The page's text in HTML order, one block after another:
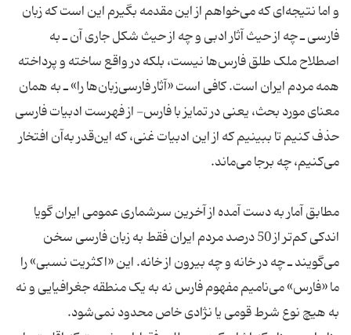
و اما نتیجه‌ای که می‌خواهم از این مقدمه بگیرم این است که زبان
فارسی ـ چه از حیث آثار ادبی و چه از حیث شکل جاری آن ـ به
اصطلاح ملک طلق فارس‌ها نیست، بلکه در واقع ساخته و پرداخته
همه مردم ایران است. کافی است «آثار فارسی‌زبان‌ها را» ـ به همان
معنای مورد بحث، یعنی در تمایز با فارس- از فهرست ادبیات فارسی
حذف کنیم تا ببینیم که از این ادبیات غنی، که این‌قدر به‌آن افتخار
مطابق آمار به دست آمده از آخرین سرشماری عمومی ایران گویا
اندکی کم‌تر از 50 درصد مردم ایران فقط به زبان فارسی سخن
می‌گویند ـ چه در خانه و چه بیرون از خانه. این «اکثریت نسبی» را
ما «فارس» می‌نامیم مفهوم فارس نه به یک منطقه جغرافیایی و نه